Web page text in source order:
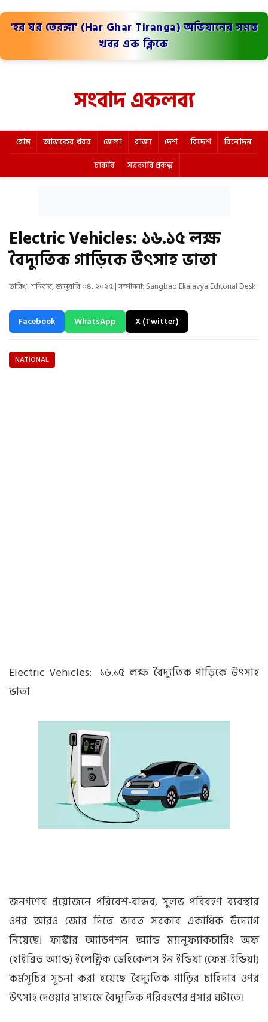
'হর ঘর তেরঙ্গা' (Har Ghar Tiranga) অভিযানের সমস্ত
খবর এক ক্লিকে
সংবাদ একলব্য
হোম আজকের খবর জেলা রাজ্য দেশ বিদেশ
বিনোদন
চাকরি
সরকারি প্রকল্প
Electric Vehicles: ১৬.১৫ লক্ষ
বৈদ্যুতিক গাড়িকে উৎসাহ ভাতা
তারিখ: শনিবার, জানুয়ারি ০৪, ২০২৫ | সম্পাদনা: Sangbad Ekalavya Editorial Desk
Facebook WhatsApp X (Twitter)
NATIONAL
Electric Vehicles: ১৬.১৫ লক্ষ বৈদ্যুতিক গাড়িকে উৎসাহ
ভাতা
জনগণের প্রয়োজনে পরিবেশ-বান্ধব, সুলভ পরিবহণ ব্যবস্থার
ওপর আরও জোর দিতে ভারত সরকার একাধিক উদ্যোগ
নিয়েছে। ফাস্টার অ্যাডপশন অ্যান্ড ম্যানুফ্যাকচারিং অফ
(হাইব্রিড অ্যান্ড) ইলেক্ট্রিক ভেহিকেলস ইন ইন্ডিয়া (ফেম-ইন্ডিয়া)
কর্মসূচির সূচনা করা হয়েছে বৈদ্যুতিক গাড়ির চাহিদার ওপর
উৎসাহ দেওয়ার মাধ্যমে বৈদ্যুতিক পরিবহণের প্রসার ঘটাতে।